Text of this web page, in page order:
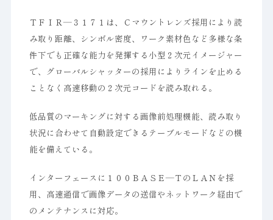
ＴＦＩＲ―３１７１は、Ｃマウントレンズ採用により読
み取り距離、シンボル密度、ワーク素材色など多様な条
件下でも正確な能力を発揮する小型２次元イメージャー
で、グローバルシャッターの採用によりラインを止める
ことなく高速移動の２次元コードを読み取れる。
低品質のマーキングに対する画像前処理機能、読み取り
状況に合わせて自動設定できるテーブルモードなどの機
能を備えている。
インターフェースに１００ＢＡＳＥ―ＴのＬＡＮを採
用、高速通信で画像データの送信やネットワーク経由で
のメンテナンスに対応。